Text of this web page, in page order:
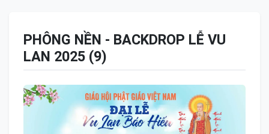
PHÔNG NỀN - BACKDROP LỄ VU
LAN 2025 (9)